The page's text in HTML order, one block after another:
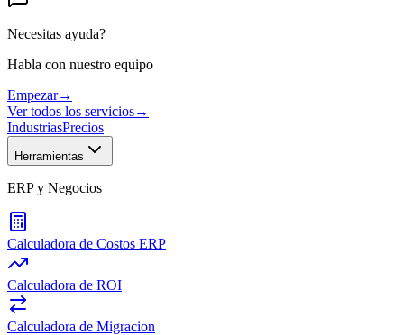
Necesitas ayuda?
Habla con nuestro equipo
Empezar→
Ver todos los servicios→
IndustriasPrecios
Herramientas
ERP y Negocios
Calculadora de Costos ERP
Calculadora de ROI
Calculadora de Migracion